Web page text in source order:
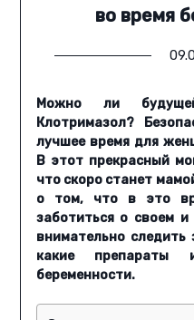
во время
Можно ли
Клотримазол?
лучшее время для
В этот прекрасный
что скоро станет
о том, что в это
заботиться о своем
внимательно
какие препараты
беременности.